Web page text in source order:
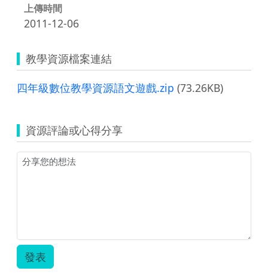
上傳時間
2011-12-06
教學資源檔案連結
四年級數位教學資源語文遊戲.zip (73.26KB)
資源評論或心得分享
發表